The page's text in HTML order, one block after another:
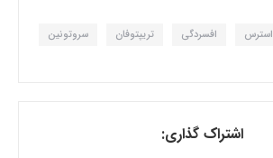
استرس افسردگی تریپتوفان سروتونین
اشتراک گذاری: